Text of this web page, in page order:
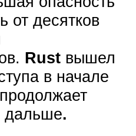
от десятков
Rustвышел
в начале
дальше.